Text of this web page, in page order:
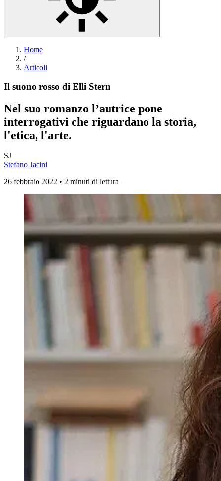
Home
/
Articoli
Il suono rosso di Elli Stern
Nel suo romanzo l’autrice pone
interrogativi che riguardano la storia,
l'etica, l'arte.
SJ
Stefano Jacini
26 febbraio 2022 • 2 minuti di lettura